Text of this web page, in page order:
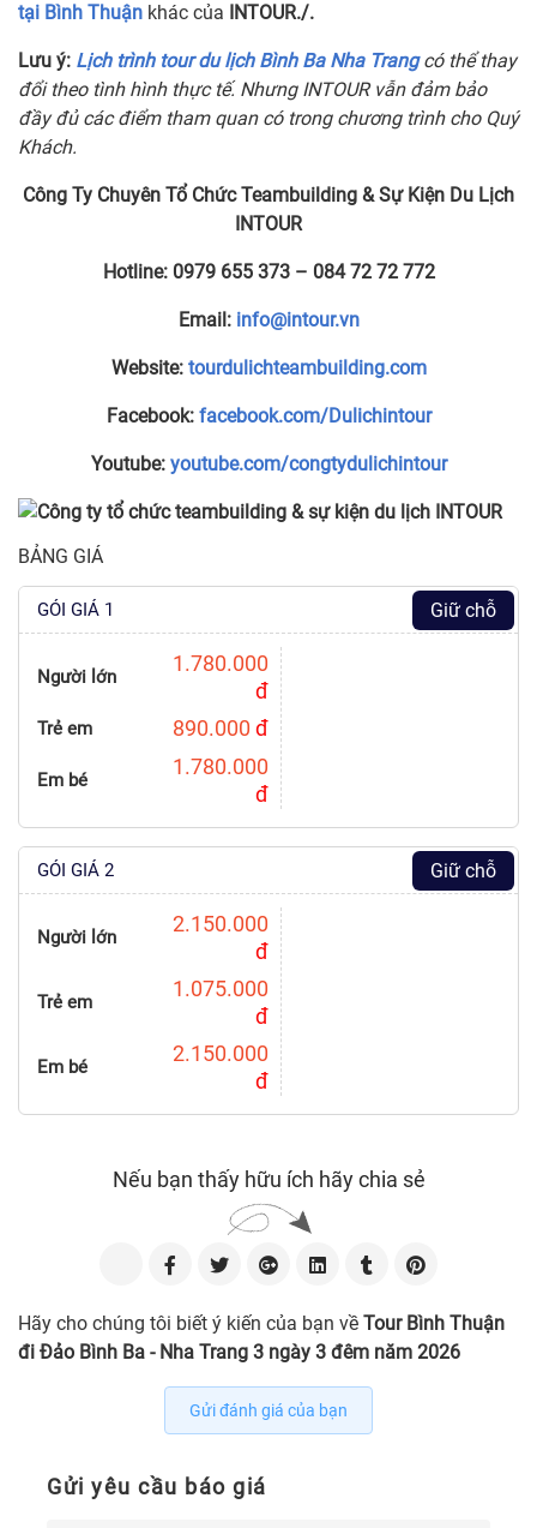
tại Bình Thuận khác của INTOUR./.
Lưu ý: Lịch trình tour du lịch Bình Ba Nha Trangcó thể thay
đổi theo tình hình thực tế. Nhưng INTOUR vẫn đảm bảo
đầy đủ các điểm tham quan có trong chương trình cho Quý
Khách.
Công Ty Chuyên Tổ Chức Teambuilding & Sự Kiện Du Lịch
INTOUR
Hotline: 0979 655 373 – 084 72 72 772
Email: info@intour.vn
Website: tourdulichteambuilding.com
Facebook: facebook.com/Dulichintour
Youtube: youtube.com/congtydulichintour
BẢNG GIÁ
GÓI GIÁ 1
Người lớn
1.780.000
đ
Trẻ em 890.000 đ
Em bé
1.780.000
đ
Giữ chỗ
GÓI GIÁ 2
Người lớn
2.150.000
đ
Trẻ em
1.075.000
đ
Em bé
2.150.000
đ
Giữ chỗ
Nếu bạn thấy hữu ích hãy chia sẻ
Hãy cho chúng tôi biết ý kiến của bạn về Tour Bình Thuận
đi Đảo Bình Ba - Nha Trang 3 ngày 3 đêm năm 2026
Gửi đánh giá của bạn
Gửi yêu cầu báo giá